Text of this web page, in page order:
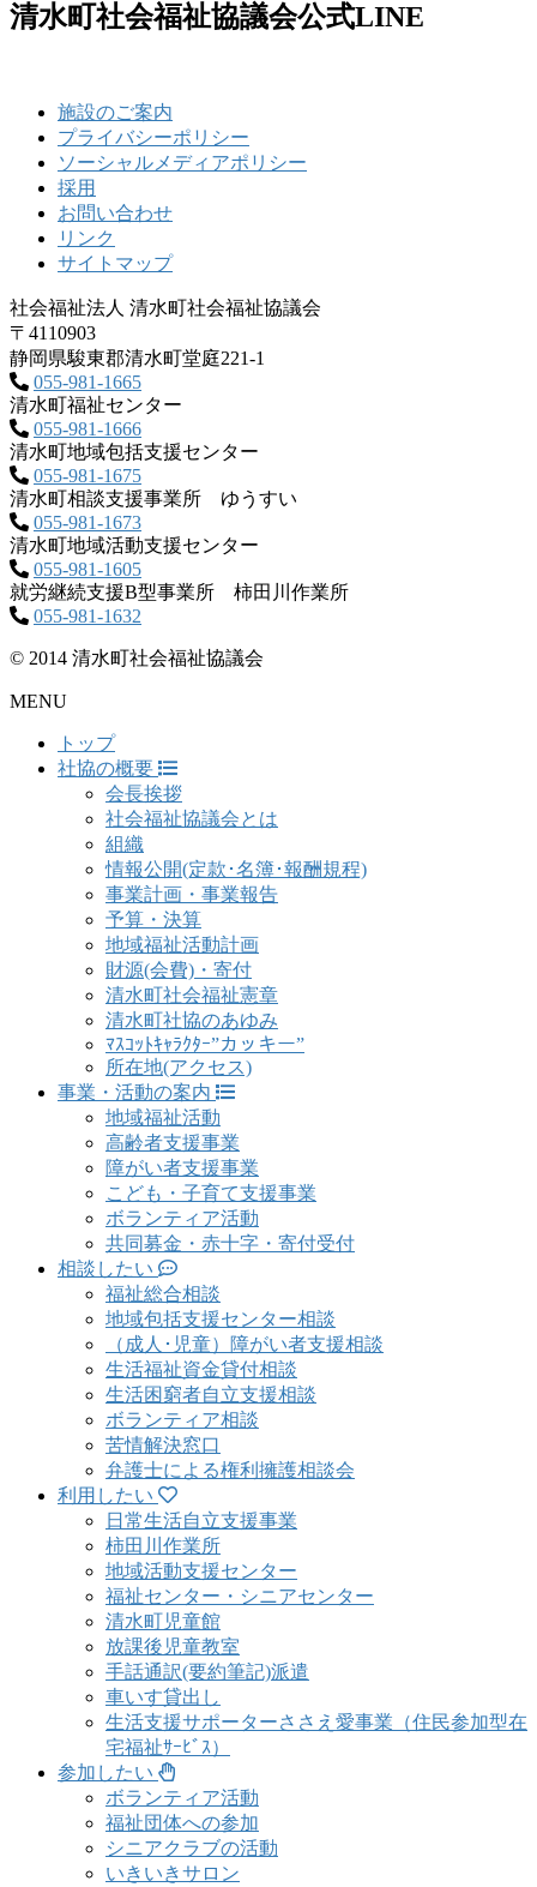
清水町社会福祉協議会公式LINE
施設のご案内
プライバシーポリシー
ソーシャルメディアポリシー
採用
お問い合わせ
リンク
サイトマップ
社会福祉法人 清水町社会福祉協議会
〒4110903
静岡県駿東郡清水町堂庭221‐1
055-981-1665
清水町福祉センター
055-981-1666
清水町地域包括支援センター
055-981-1675
清水町相談支援事業所 ゆうすい
055-981-1673
清水町地域活動支援センター
055-981-1605
就労継続支援B型事業所 柿田川作業所
055-981-1632
© 2014 清水町社会福祉協議会
MENU
トップ
社協の概要
会長挨拶
社会福祉協議会とは
組織
情報公開(定款･名簿･報酬規程)
事業計画・事業報告
予算・決算
地域福祉活動計画
財源(会費)・寄付
清水町社会福祉憲章
清水町社協のあゆみ
ﾏｽｺｯﾄｷｬﾗｸﾀｰ”カッキー”
所在地(アクセス)
事業・活動の案内
地域福祉活動
高齢者支援事業
障がい者支援事業
こども・子育て支援事業
ボランティア活動
共同募金・赤十字・寄付受付
相談したい
福祉総合相談
地域包括支援センター相談
（成人･児童）障がい者支援相談
生活福祉資金貸付相談
生活困窮者自立支援相談
ボランティア相談
苦情解決窓口
弁護士による権利擁護相談会
利用したい
日常生活自立支援事業
柿田川作業所
地域活動支援センター
福祉センター・シニアセンター
清水町児童館
放課後児童教室
手話通訳(要約筆記)派遣
車いす貸出し
生活支援サポーターささえ愛事業（住民参加型在
宅福祉ｻｰﾋﾞｽ）
参加したい
ボランティア活動
福祉団体への参加
シニアクラブの活動
いきいきサロン